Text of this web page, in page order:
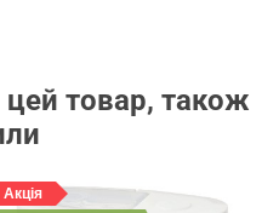
цей товар, також
Акція